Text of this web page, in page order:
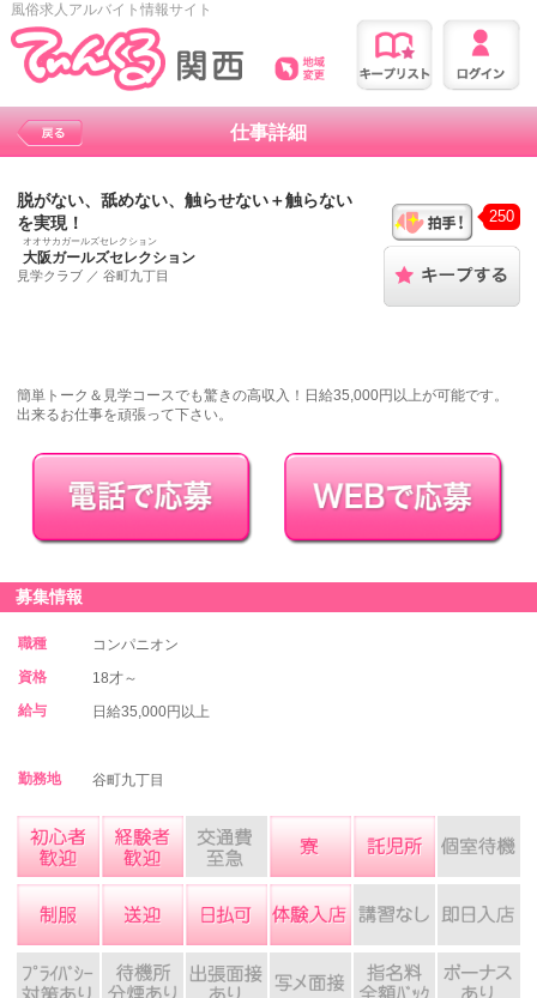
風俗求人アルバイト情報サイト
仕事詳細
脱がない、舐めない、触らせない＋触らない
を実現！
オオサカガールズセレクション
大阪ガールズセレクション
見学クラブ ／谷町九丁目
250
簡単トーク＆見学コースでも驚きの高収入！日給35,000円以上が可能です。
出来るお仕事を頑張って下さい。
募集情報
職種
コンパニオン
資格
18才～
給与
日給35,000円以上
勤務地 谷町九丁目